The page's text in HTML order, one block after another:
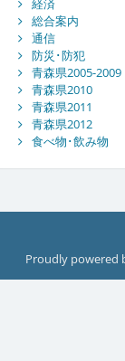
経済
総合案内
通信
防災･防犯
青森県2005-2009
青森県2010
青森県2011
青森県2012
食べ物･飲み物
Proudly powered